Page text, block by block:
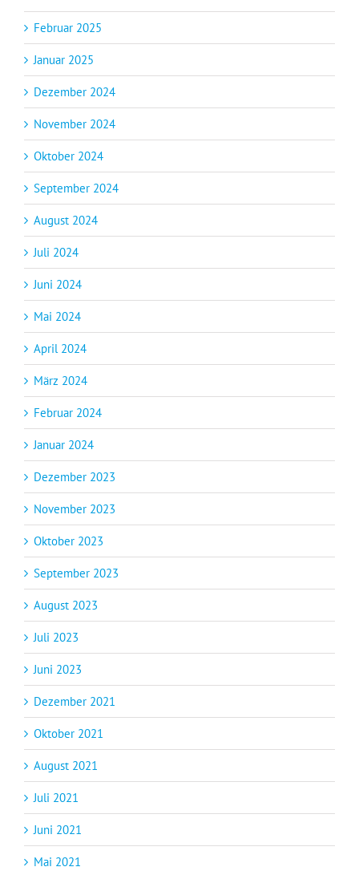
Februar 2025
Januar 2025
Dezember 2024
November 2024
Oktober 2024
September 2024
August 2024
Juli 2024
Juni 2024
Mai 2024
April 2024
März 2024
Februar 2024
Januar 2024
Dezember 2023
November 2023
Oktober 2023
September 2023
August 2023
Juli 2023
Juni 2023
Dezember 2021
Oktober 2021
August 2021
Juli 2021
Juni 2021
Mai 2021